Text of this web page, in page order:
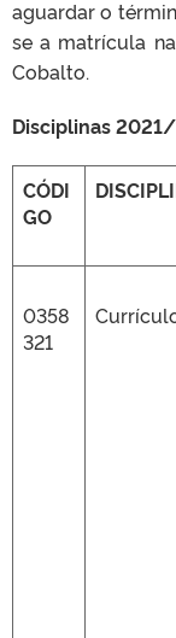
aguardar o
se a matrícula
Cobalto.
Disciplinas
CÓDI
GO
0358
321